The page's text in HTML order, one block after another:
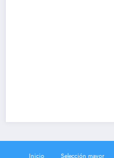
Inicio Selección mayor